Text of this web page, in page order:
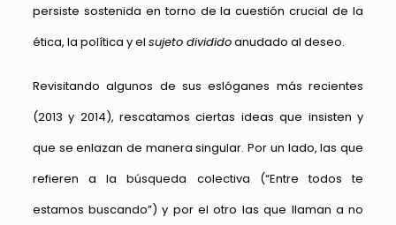
persiste sostenida en torno de la cuestión crucial de la
ética, la política y el sujeto divididoanudado al deseo.
Revisitando algunos de sus eslóganes más recientes
(2013 y 2014), rescatamos ciertas ideas que insisten y
que se enlazan de manera singular. Por un lado, las que
refieren a la búsqueda colectiva (“Entre todos te
estamos buscando”) y por el otro las que llaman a no